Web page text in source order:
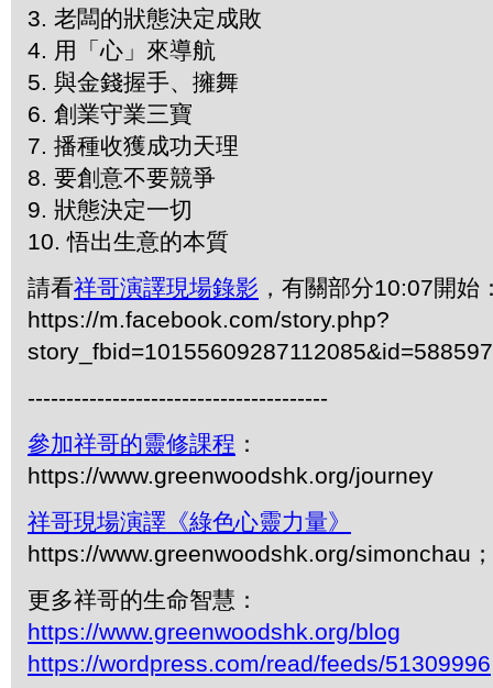
3. 老闆的狀態決定成敗
4. 用「心」來導航
5. 與金錢握手、擁舞
6. 創業守業三寶
7. 播種收獲成功天理
8. 要創意不要競爭
9. 狀態決定一切
10. 悟出生意的本質
請看祥哥演譯現場錄影 ，有關部分10:07開始
https://m.facebook.com/story.php?
---------------------------------------
參加祥哥的靈修課程 ：
https://www.greenwoodshk.org/journey
祥哥現場演譯《綠色心靈力量》
https://www.greenwoodshk.org/simonchau
更多祥哥的生命智慧：
https://www.greenwoodshk.org/blog
https://wordpress.com/read/feeds/51309996